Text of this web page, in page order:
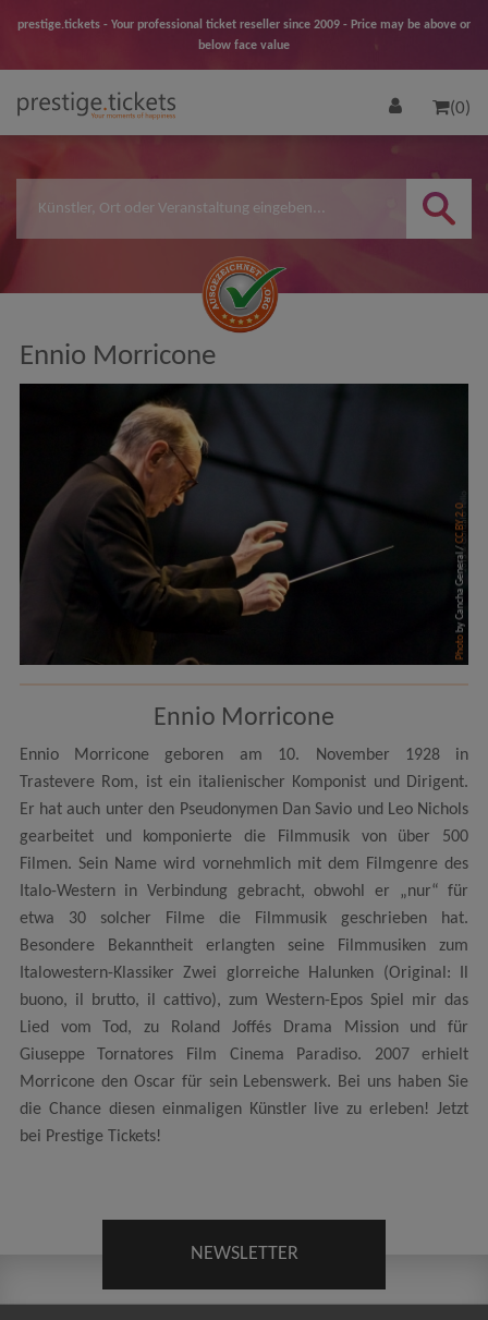
prestige.tickets - Your professional ticket reseller since 2009 - Price may be above or
below face value
(0)
Ennio Morricone
Photo
by Cancha General /
CC BY 2.0
Ennio Morricone
Ennio Morricone geboren am 10. November 1928 in
Trastevere Rom, ist ein italienischer Komponist und Dirigent.
Er hat auch unter den Pseudonymen Dan Savio und Leo Nichols
gearbeitet und komponierte die Filmmusik von über 500
Filmen. Sein Name wird vornehmlich mit dem Filmgenre des
Italo-Western in Verbindung gebracht, obwohl er „nur“ für
etwa 30 solcher Filme die Filmmusik geschrieben hat.
Besondere Bekanntheit erlangten seine Filmmusiken zum
Italowestern-Klassiker Zwei glorreiche Halunken (Original: Il
buono, il brutto, il cattivo), zum Western-Epos Spiel mir das
Lied vom Tod, zu Roland Joffés Drama Mission und für
Giuseppe Tornatores Film Cinema Paradiso. 2007 erhielt
Morricone den Oscar für sein Lebenswerk. Bei uns haben Sie
die Chance diesen einmaligen Künstler live zu erleben! Jetzt
bei Prestige Tickets!
NEWSLETTER